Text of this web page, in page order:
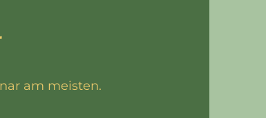
am meisten.